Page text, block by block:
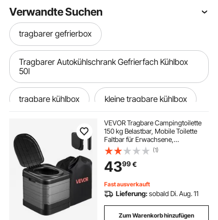
Verwandte Suchen
tragbarer gefrierbox
Tragbarer Autokühlschrank Gefrierfach Kühlbox
50l
tragbare kühlbox kleine tragbare kühlbox
tragbarer Reifenfüller
tragbares eisangelzelt
tragbare kühlschrank
tragbarer solargenerator
VEVOR Tragbare Campingtoilette
150 kg Belastbar, Mobile Toilette
Faltbar für Erwachsene,
Reisetoilette mit Tragetasche &
Müllbeuteln, Geeignet für
Wohnmobilreisen Camping
Wandern Autofahren Ausflüge
(1)
4399€
Fast ausverkauft
Lieferung:sobald Di. Aug. 11
Zum Warenkorb hinzufügen